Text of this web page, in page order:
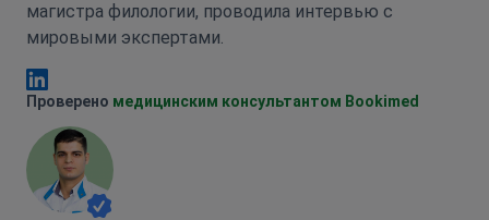
магистра филологии, проводила интервью с
мировыми экспертами.
Анна Леонова Linkedin
Проверено медицинским консультантом Bookimed